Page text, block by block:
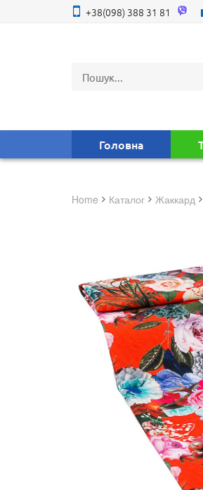
+38(098) 388 31 81
Головна
Home Каталог жаккард